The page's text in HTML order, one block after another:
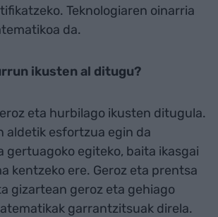
Teknologiaren oinarria
da.
ikusten al ditugu?
eta hurbilago ikusten ditugula.
aldetik esfortzua egin da
gertuagoko egiteko, baita ikasgai
kentzeko ere. Geroz eta prentsa
gizartean geroz eta gehiago
garrantzitsuak direla.